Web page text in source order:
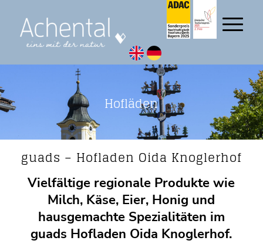
Hofläden
guads – Hofladen Oida Knoglerhof
Vielfältige regionale Produkte wie
Milch, Käse, Eier, Honig und
hausgemachte Spezialitäten im
guads Hofladen Oida Knoglerhof.